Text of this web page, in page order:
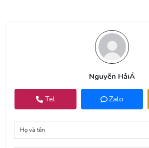
Nguyễn HảiÁ
Tel Zalo